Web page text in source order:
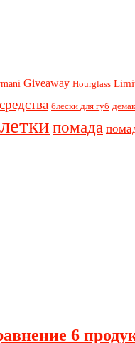
Giveaway Hourglass
блески для губ
помада
6